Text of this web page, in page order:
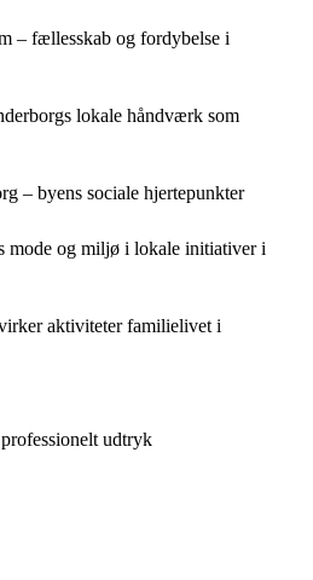
– fællesskab og fordybelse i
lokale håndværk som
– byens sociale hjertepunkter
mode og miljø i lokale initiativer i
aktiviteter familielivet i
udtryk